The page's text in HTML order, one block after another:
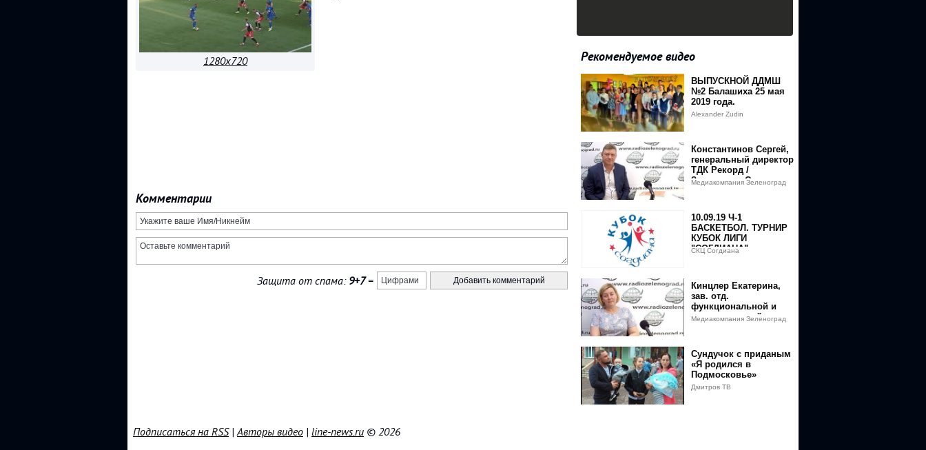
1280x720
Комментарии
Защита от спама: 9+7=
Рекомендуемое видео
ВЫПУСКНОЙ ДДМШ
№2 Балашиха 25 мая
2019 года.
Alexander Zudin
Константинов Сергей,
генеральный директор
ТДК Рекорд /
Зеленоград Сегодня
Медиакомпания Зеленоград
10.09.19 Ч-1
БАСКЕТБОЛ. ТУРНИР
КУБОК ЛИГИ
"СОГДИАНА".
ВОРОНЕЖ.
СКЦ Согдиана
Кинцлер Екатерина,
зав. отд.
функциональной и
ультразвуковой
Медиакомпания Зеленоград
Сундучок с приданым
«Я родился в
Подмосковье»
Дмитров ТВ
Подписаться на RSS|Авторы видео | line-news.ru © 2026